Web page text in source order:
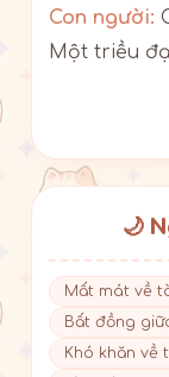
Con người:
Một triều
🌙
Mất mát về
Bất đồng
Khó khăn về